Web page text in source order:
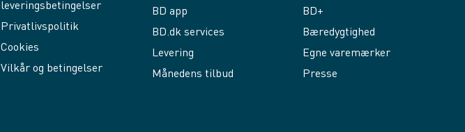
leveringsbetingelser
Privatlivspolitik
Cookies
Vilkår og betingelser
BD app
BD.dk services
Levering
Månedens tilbud
BD+
Bæredygtighed
Egne varemærker
Presse